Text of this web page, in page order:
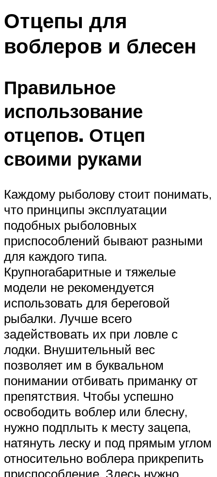
Отцепы для
воблеров и блесен
Правильное
использование
отцепов. Отцеп
своими руками
Каждому рыболову стоит понимать,
что принципы эксплуатации
подобных рыболовных
приспособлений бывают разными
для каждого типа.
Крупногабаритные и тяжелые
модели не рекомендуется
использовать для береговой
рыбалки. Лучше всего
задействовать их при ловле с
лодки. Внушительный вес
позволяет им в буквальном
понимании отбивать приманку от
препятствия. Чтобы успешно
освободить воблер или блесну,
нужно подплыть к месту зацепа,
натянуть леску и под прямым углом
относительно воблера прикрепить
приспособление. Здесь нужно